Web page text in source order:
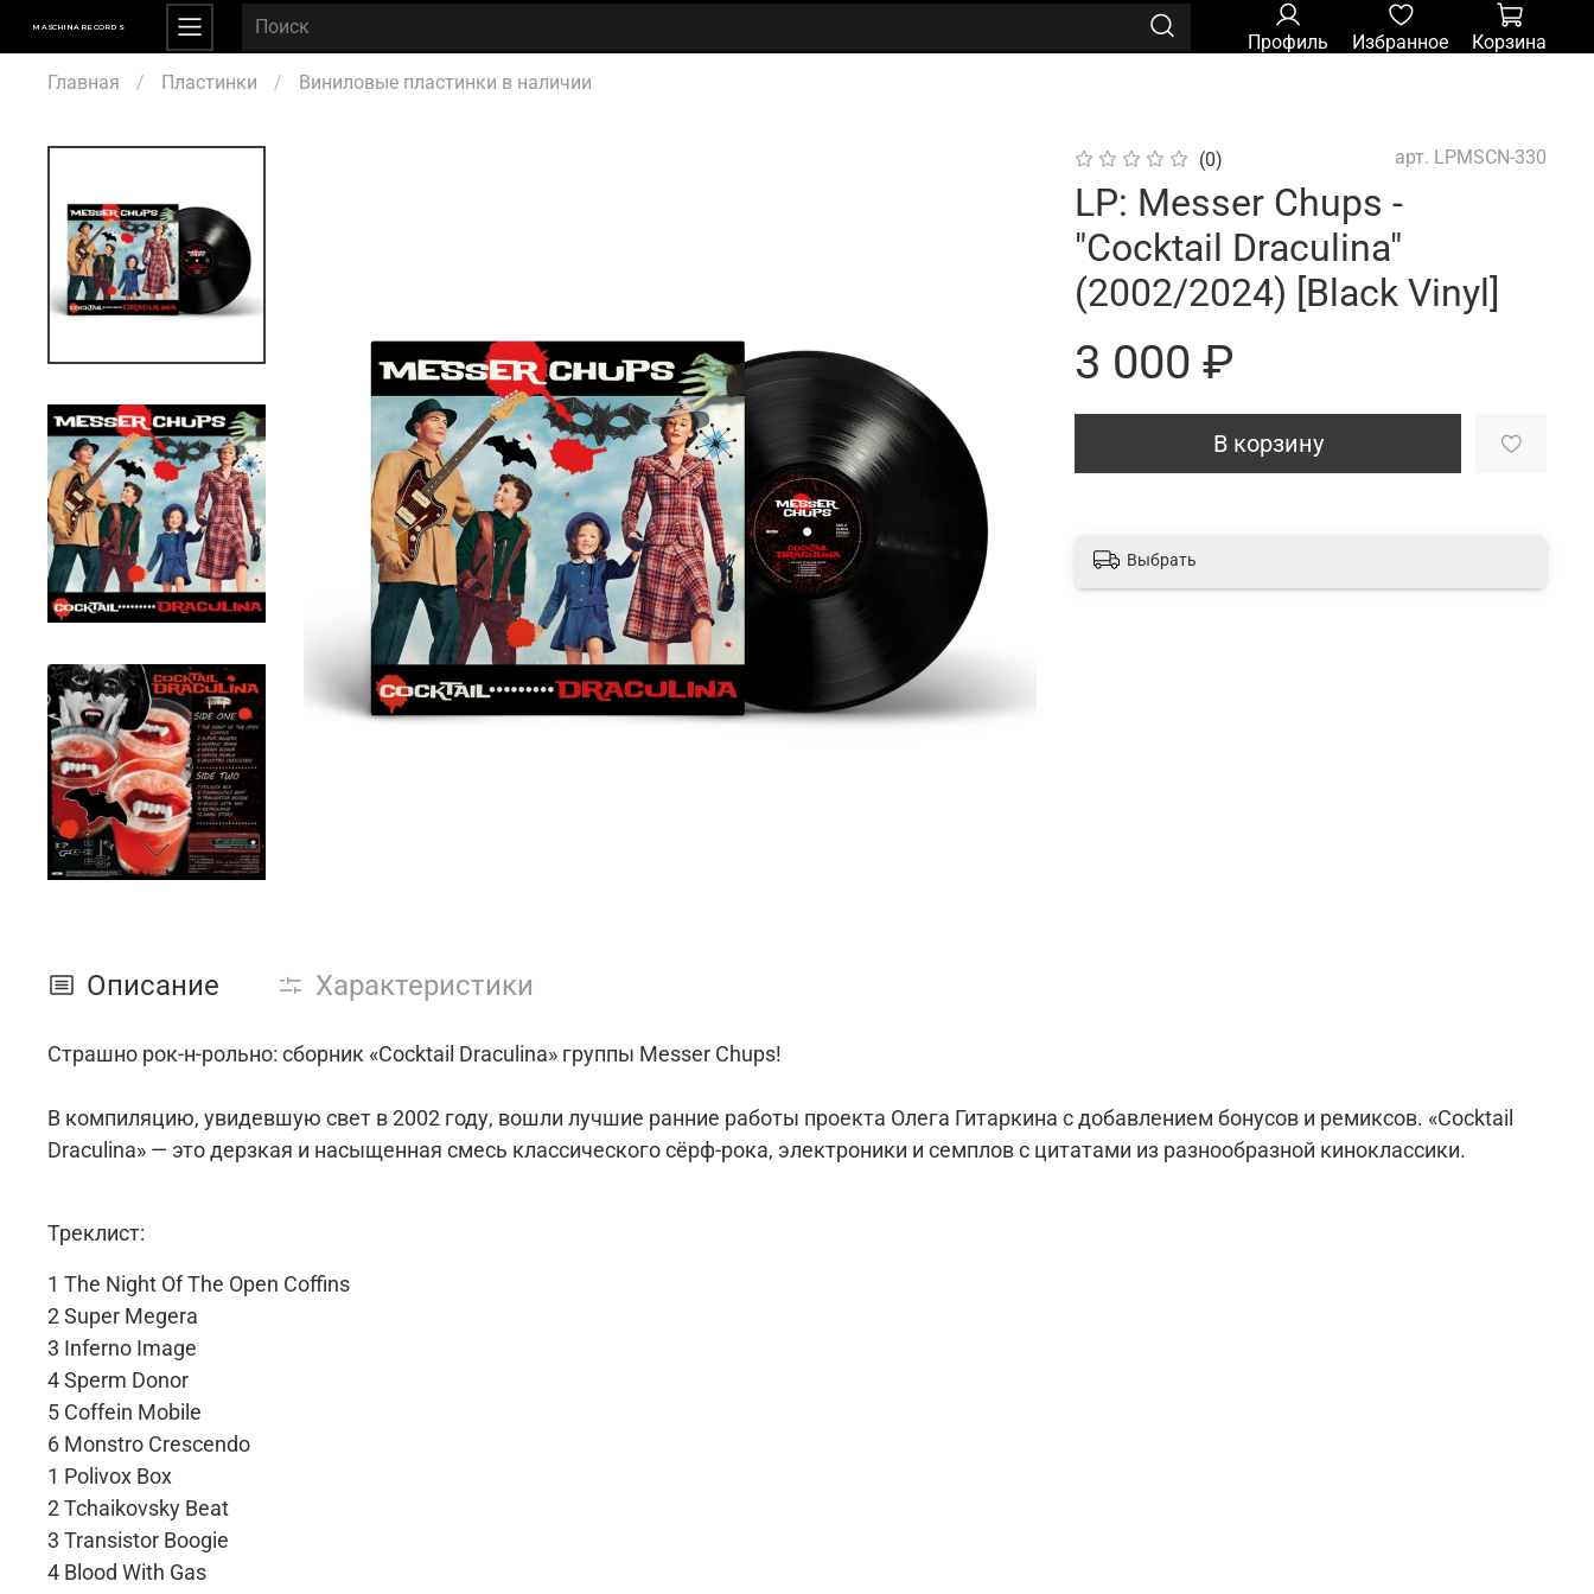
MASCHINA RECORDS
Профиль Избранное
Корзина
Главная
Пластинки Виниловые пластинки в наличии
(0) арт. LPMSCN-330
LP: Messer Chups -
"Cocktail Draculina"
(2002/2024) [Black Vinyl]
3 000 ₽
В корзину
Выбрать
Описание Характеристики
Страшно рок-н-рольно: сборник «Cocktail Draculina» группы Messer Chups!
В компиляцию, увидевшую свет в 2002 году, вошли лучшие ранние работы проекта Олега Гитаркина с добавлением бонусов и ремиксов. «Cocktail
Draculina» — это дерзкая и насыщенная смесь классического сёрф-рока, электроники и семплов с цитатами из разнообразной киноклассики.
Треклист:
1 The Night Of The Open Coffins
2 Super Megera
3 Inferno Image
4 Sperm Donor
5 Coffein Mobile
6 Monstro Crescendo
1 Polivox Box
2 Tchaikovsky Beat
3 Transistor Boogie
4 Blood With Gas